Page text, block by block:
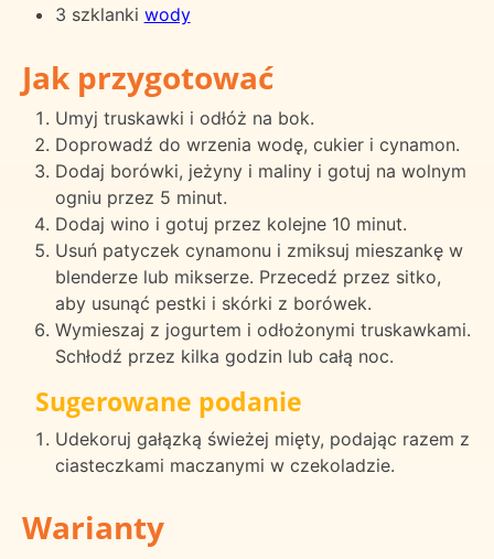
3 szklanki wody
Jak przygotować
Umyj truskawki i odłóż na bok.
Doprowadź do wrzenia wodę, cukier i cynamon.
Dodaj borówki, jeżyny i maliny i gotuj na wolnym
ogniu przez 5 minut.
Dodaj wino i gotuj przez kolejne 10 minut.
Usuń patyczek cynamonu i zmiksuj mieszankę w
blenderze lub mikserze. Przecedź przez sitko,
aby usunąć pestki i skórki z borówek.
Wymieszaj z jogurtem i odłożonymi truskawkami.
Schłodź przez kilka godzin lub całą noc.
Sugerowane podanie
Udekoruj gałązką świeżej mięty, podając razem z
ciasteczkami maczanymi w czekoladzie.
Warianty